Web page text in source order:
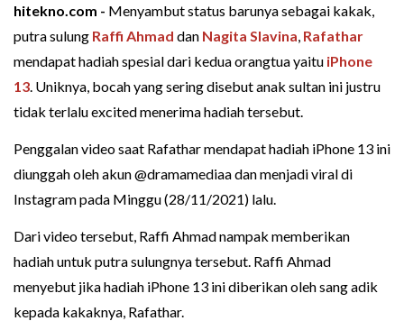
hitekno.com - Menyambut status barunya sebagai kakak,
putra sulung Raffi Ahmad dan Nagita Slavina, Rafathar
mendapat hadiah spesial dari kedua orangtua yaitu iPhone
13. Uniknya, bocah yang sering disebut anak sultan ini justru
tidak terlalu excited menerima hadiah tersebut.
Penggalan video saat Rafathar mendapat hadiah iPhone 13 ini
diunggah oleh akun @dramamediaa dan menjadi viral di
Instagram pada Minggu (28/11/2021) lalu.
Dari video tersebut, Raffi Ahmad nampak memberikan
hadiah untuk putra sulungnya tersebut. Raffi Ahmad
menyebut jika hadiah iPhone 13 ini diberikan oleh sang adik
kepada kakaknya, Rafathar.